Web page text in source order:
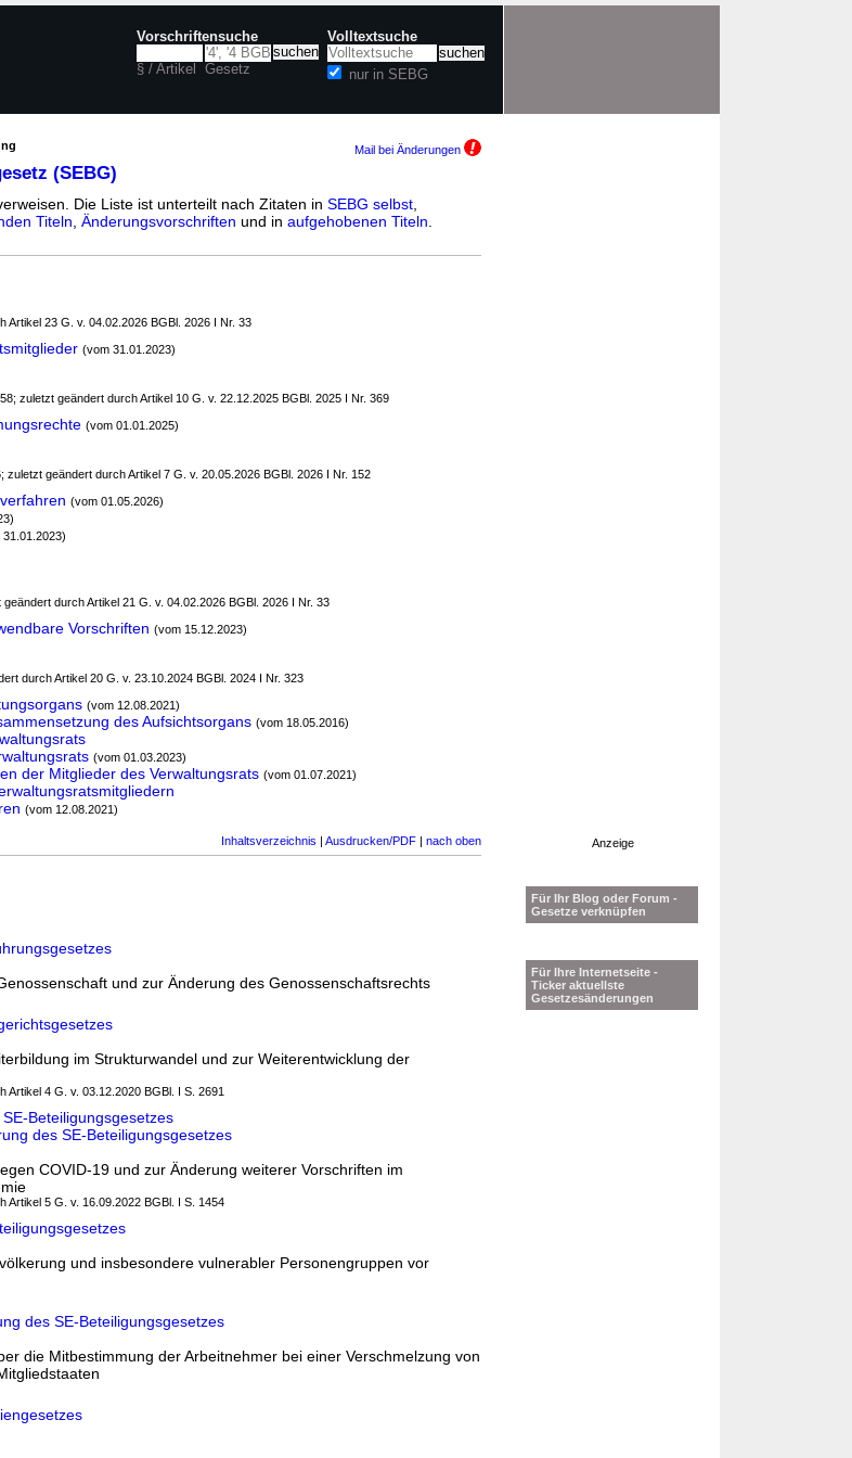
Vorschriftensuche
§ / Artikel Gesetz
Volltextsuche
nur in SEBG
Mail bei Änderungen
(SEBG)
Die Liste ist unterteilt nach Zitaten in SEBG selbst
Titeln Änderungsvorschriften und in aufgehobenen Titeln
Artikel 23 G. v. 04.02.2026 BGBl. 2026 I Nr. 33
(vom 31.01.2023)
zuletzt geändert durch Artikel 10 G. v. 22.12.2025 BGBl. 2025 I Nr. 369
(vom 01.01.2025)
geändert durch Artikel 7 G. v. 20.05.2026 BGBl. 2026 I Nr. 152
(vom 01.05.2026)
31.01.2023)
durch Artikel 21 G. v. 04.02.2026 BGBl. 2026 I Nr. 33
Vorschriften (vom 15.12.2023)
durch Artikel 20 G. v. 23.10.2024 BGBl. 2024 I Nr. 323
(vom 12.08.2021)
des Aufsichtsorgans (vom 18.05.2016)
(vom 01.03.2023)
der Mitglieder des Verwaltungsrats (vom 01.07.2021)
(vom 12.08.2021)
Inhaltsverzeichnis | Ausdrucken/PDF | nach oben
und zur Änderung des Genossenschaftsrechts
im Strukturwandel und zur Weiterentwicklung der
4 G. v. 03.12.2020 BGBl. I S. 2691
Beteiligungsgesetzes
des SE-Beteiligungsgesetzes
COVID-19 und zur Änderung weiterer Vorschriften im
Artikel 5 G. v. 16.09.2022 BGBl. I S. 1454
und insbesondere vulnerabler Personengruppen vor
des SE-Beteiligungsgesetzes
die Mitbestimmung der Arbeitnehmer bei einer Verschmelzung von
Anzeige
Für Ihr Blog oder Forum -
Gesetze verknüpfen
Für Ihre Internetseite -
Ticker aktuellste
Gesetzesänderungen